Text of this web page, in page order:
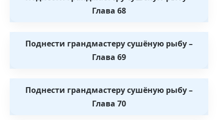
Глава 68
Поднести грандмастеру сушёную рыбу –
Глава 69
Поднести грандмастеру сушёную рыбу –
Глава 70